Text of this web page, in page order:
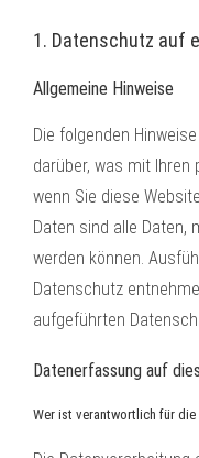
1. Datenschutz auf
Allgemeine Hinweise
Die folgenden
darüber, was mit Ihren
wenn Sie diese
Daten sind alle Daten,
werden können.
Datenschutz
aufgeführten
Datenerfassung auf
Wer ist verantwortlich für